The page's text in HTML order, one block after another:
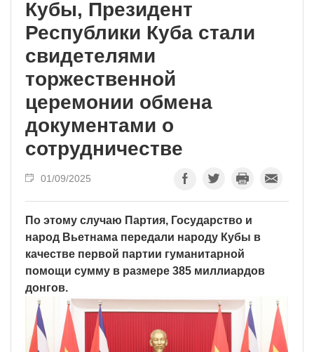
Кубы, Президент
Республики Куба стали
свидетелями
торжественной
церемонии обмена
документами о
сотрудничестве
01/09/2025
По этому случаю Партия, Государство и
народ Вьетнама передали народу Кубы в
качестве первой партии гуманитарной
помощи сумму в размере 385 миллиардов
донгов.